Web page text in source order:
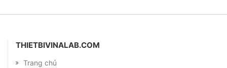
THIETBIVINALAB.COM
Trang chủ